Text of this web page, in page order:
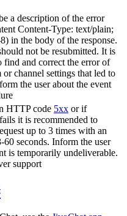
a description of the error
Content-Type: text/plain;
in the body of the response.
not be resubmitted. It is
find and correct the error of
or channel settings that led to
the user about the event
HTTP code 5xx or if
it is recommended to
up to 3 times with an
60 seconds. Inform the user
is temporarily undeliverable.
support